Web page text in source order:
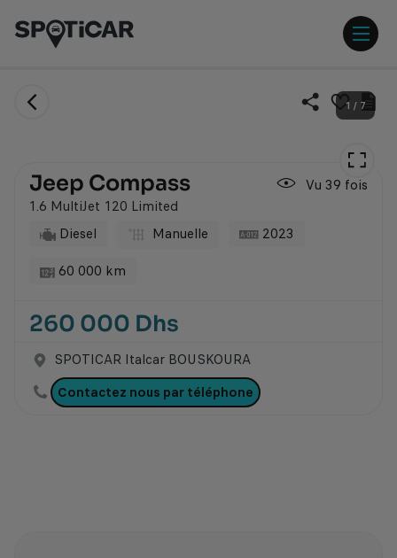
contenu
pied
le
Envoi
lien
Ajouter
véhicule
ma
1 / 7
Vu 39 fois
Jeep Compass
1.6 MultiJet 120 Limited
Diesel
Manuelle
2023
60 000 km
260 000 Dhs
SPOTICAR Italcar BOUSKOURA
Contactez nous par téléphone